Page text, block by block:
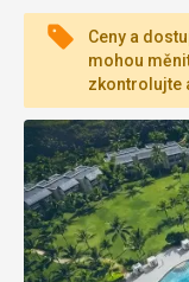
Ceny a
mohou
zkontrolujte